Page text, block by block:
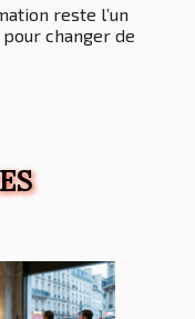
reste l’un
changer de